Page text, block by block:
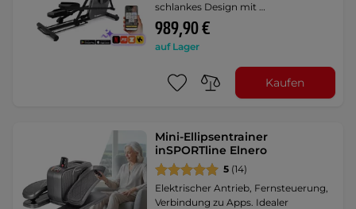
schlankes Design mit …
989,90 €
auf Lager
Kaufen
Mini-Ellipsentrainer
inSPORTline Elnero
5 (14)
Elektrischer Antrieb, Fernsteuerung,
Verbindung zu Apps. Idealer